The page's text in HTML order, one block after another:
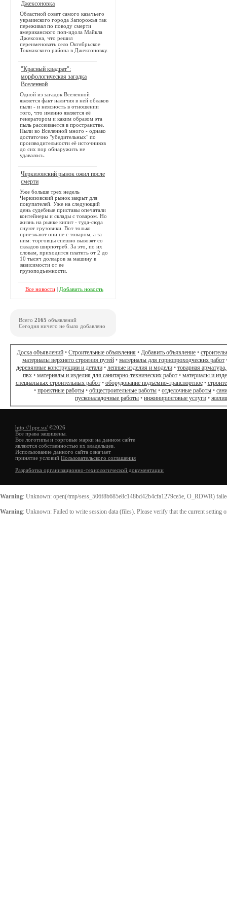
Джексоновка
Областной совет самого казачьего
украинского города Запорожья так
переживал по поводу смерти
американского поп-идола Майкла
Джексона, что решил
переименовать село Октябрьское
Токмакского района в Джексоновку.
"Красный квадрат":
морфологическая загадка
Вселенной
Одной из загадок Вселенной
является факт наличия в ней облаков
пыли - и неясность в отношении
того, что именно является её
генератором и каким образом эта
пыль рассеивается в пространстве.
Пыли во Вселенной много - однако
достаточно "убедительных" по
производительности её источников
до сих пор обнаружить не
удавалось.
Черкизовский рынок ожил после
смерти
Уже больше трех недель
Черкизовский рынок закрыт для
покупателей. Уже на следующий
день судебные приставы опечатали
контейнеры и склады с товаром. Но
жизнь на рынке кипит - туда-сюда
снуют грузовики. Вот только
приезжают они не с товаром, а за
ним: торговцы спешно вывозят со
складов ширпотреб. За это, по их
словам, приходится платить от 2 до
10 тысяч долларов за машину в
зависимости от ее
грузоподъемности.
Все новости| Добавить новость
Всего 2165 объявлений
Сегодня ничего не было добавлено
Доска объявлений • Строительные объявления • Добавить объявление •
материалы верхнего строения путей • материалы для горнопроходческих работ
деревянные конструкции и детали• лепные изделия и модели• товарная
пвх• материалы и изделия для санитарно-технических работ• материалы и
специальных строительных работ• оборудование подъёмно-транспортное•
• проектные работы • общестроительные работы • отделочные работы •
пусконаладочные работы • инжиниринговые услуги •
http://1ppr.su/ ©2026
Все права защищены.
Все логотипы и торговые марки на данном сайте
являются собственностью их владельцев.
Использование данного сайта означает
принятие условий Пользовательского соглашения
Разработка организационно-технологической документации
Warning: Unknown: open(/tmp/sess_506f8b685e8c148bd42b4cfa1279ce5e, O_RDWR)
Warning: Unknown: Failed to write session data (files). Please verify that the current setting